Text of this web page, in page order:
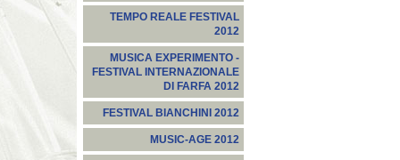
TEMPO REALE FESTIVAL
2012
MUSICA EXPERIMENTO -
FESTIVAL INTERNAZIONALE
DI FARFA 2012
FESTIVAL BIANCHINI 2012
MUSIC-AGE 2012